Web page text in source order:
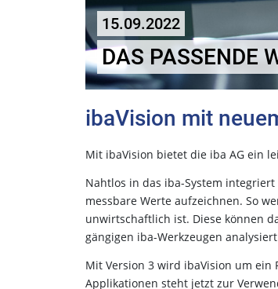
15.09.2022
DAS PASSENDE
ibaVision mit
Mit ibaVision bietet die iba AG ein
Nahtlos in das iba-System
messbare Werte aufzeichnen. So
unwirtschaftlich ist. Diese können
gängigen iba-Werkzeugen
Mit Version 3 wird ibaVision um ein
Applikationen steht jetzt zur